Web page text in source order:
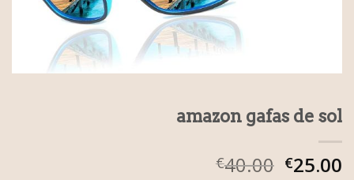
amazon gafas de sol
€40.00 €25.00